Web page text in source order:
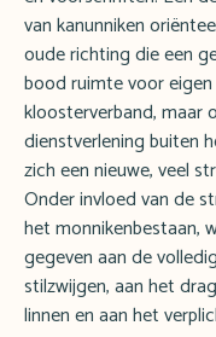
van kanunniken
oude richting die een
bood ruimte voor
kloosterverband, maar
dienstverlening buiten
zich een nieuwe, veel
Onder invloed van de
het monnikenbestaan,
gegeven aan de
stilzwijgen, aan het
linnen en aan het